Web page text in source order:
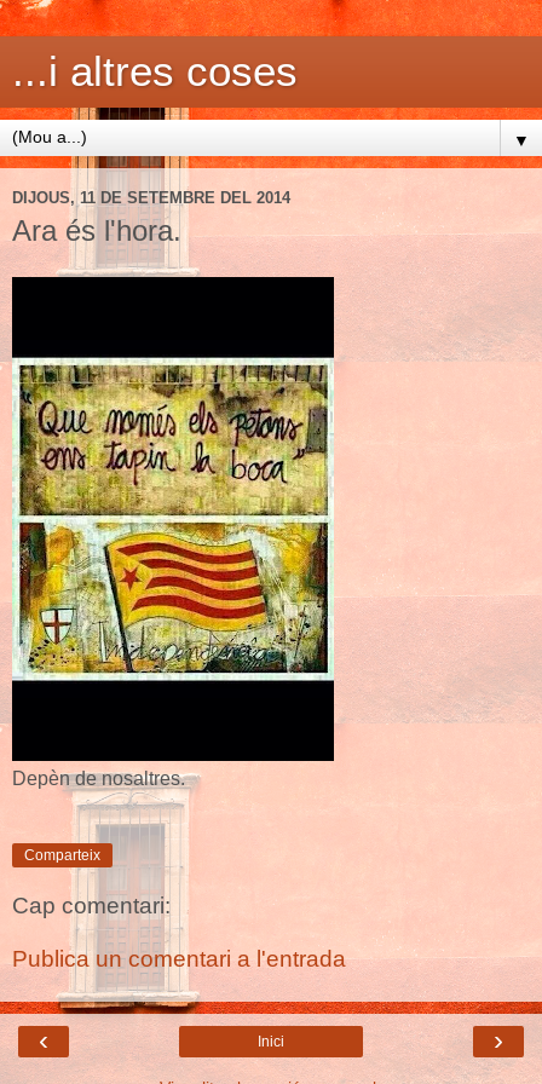
...i altres coses
▼
DIJOUS, 11 DE SETEMBRE DEL 2014
Ara és l'hora.
Depèn de nosaltres.
Comparteix
Cap comentari:
Publica un comentari a l'entrada
‹ ›
Inici